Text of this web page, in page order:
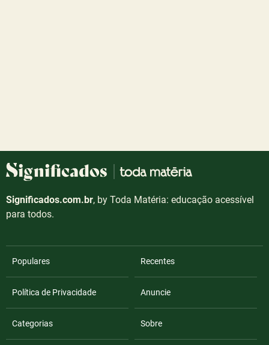
Significados.com.br, by Toda Matéria: educação acessível
para todos.
Populares Recentes
Política de Privacidade Anuncie
Categorias Sobre